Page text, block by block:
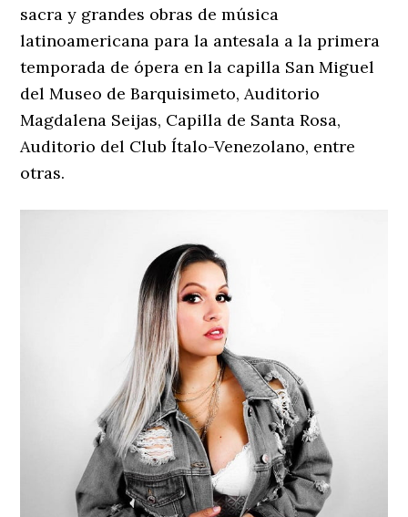
sacra y grandes obras de música
latinoamericana para la antesala a la primera
temporada de ópera en la capilla San Miguel
del Museo de Barquisimeto, Auditorio
Magdalena Seijas, Capilla de Santa Rosa,
Auditorio del Club Ítalo-Venezolano, entre
otras.